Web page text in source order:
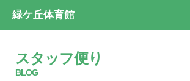
緑ケ丘体育館
スタッフ便り
BLOG